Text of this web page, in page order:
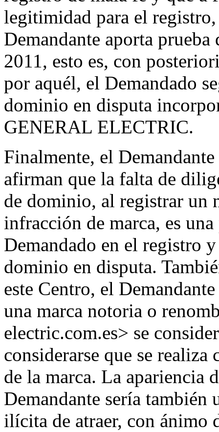
legitimidad para el
Demandante aporta
2011, esto es, con
por aquél, el Demandado
dominio en disputa
GENERAL ELECTRIC.
Finalmente, el
afirman que la falta de
de dominio, al registrar un
infracción de marca, es
Demandado en el registro
dominio en disputa.
este Centro, el
una marca notoria o
electric.com.es> se
considerarse que se
de la marca. La apariencia
Demandante sería también
ilícita de atraer, con ánimo